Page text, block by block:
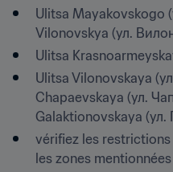
Ulitsa Mayakovskogo
Vilonovskya (ул.
Ulitsa
Ulitsa Vilonovskaya
Chapaevskaya (ул.
Galaktionovskaya (ул.
vérifiez les
les zones